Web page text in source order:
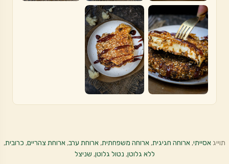
תוייג אסייתי, ארוחה חגיגית, ארוחה משפחתית, ארוחת ערב, ארוחת צהריים, כרובית,
ללא גלוטן, נטול גלוטן, שניצל